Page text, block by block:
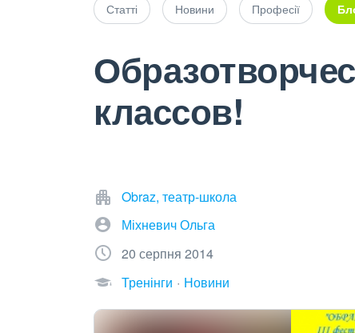
Статті Новини Професії
классов!
Obraz, театр-школа
Міхневич Ольга
20 серпня 2014
Тренінги
Новини